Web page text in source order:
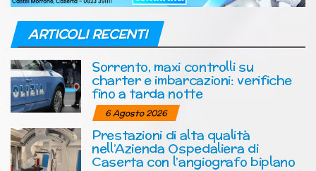
ARTICOLI RECENTI
Sorrento, maxi controlli su
charter e imbarcazioni: verifiche
fino a tarda notte
6 Agosto 2026
Prestazioni di alta qualità
nell’Azienda Ospedaliera di
Caserta con l’angiografo biplano